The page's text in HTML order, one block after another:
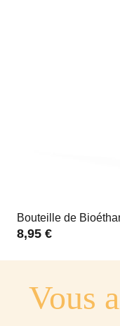
Bouteille de
8,95 €
Vous